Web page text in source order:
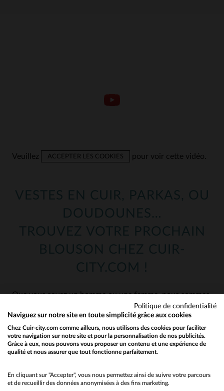
Veuillez ACCEPTER LES COOKIES pour voir cette vidéo.
VESTES EN CUIR, PARKAS, OU
DOUDOUNES…
TROUVEZ VOTRE PROCHAIN
BLOUSON CHEZ CUIR-
CITY.COM !
Que vous soyez un homme ou une femme, nous sommes
sûrs d’avoir le blouson ou le manteau qu’il vous faut !
Une fois votre rayon choisi ci-dessus, vous avez accès à
notre catalogue : plus de 1000 blousons en cuir et
presque autant dans notre rayon textile ! Craquez pour
les dernières nouveautés parmi nos perfectos, nos
Would you like to be redirected to our English site?
No
Politique de confidentialité
Naviguez sur notre site en toute simplicité grâce aux cookies
Chez Cuir-city.com comme ailleurs, nous utilisons des cookies pour faciliter
votre navigation sur notre site et pour la personnalisation de nos publicités.
Grâce à eux, nous pouvons vous proposer un contenu et une expérience de
qualité et nous assurer que tout fonctionne parfaitement.
En cliquant sur "Accepter", vous nous permettez ainsi de suivre votre parcours
et de recueillir des données anonymisées à des fins marketing.